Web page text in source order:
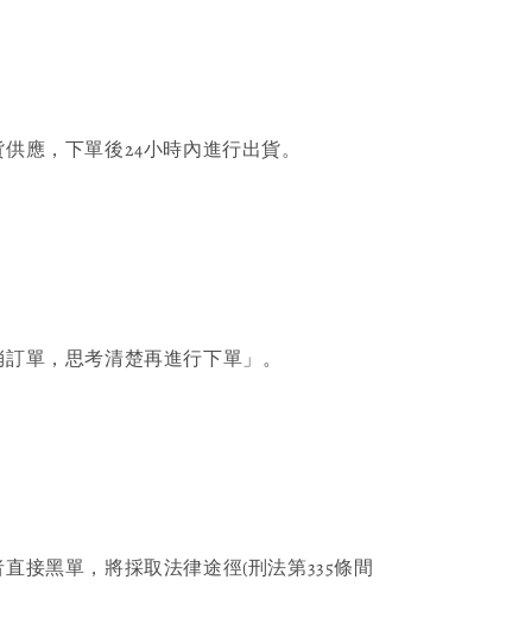
應，下單後24小時內進行出貨。
單，思考清楚再進行下單」。
接黑單，將採取法律途徑(刑法第335條間